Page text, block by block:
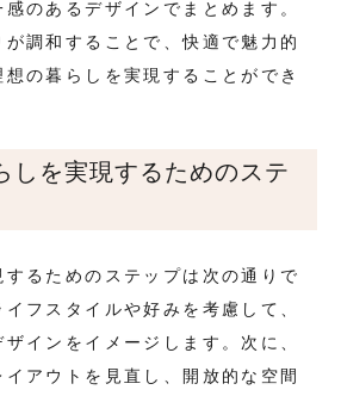
のあるデザインでまとめます。
調和することで、快適で魅力的
の暮らしを実現することができ
しを実現するためのステ
るためのステップは次の通りで
フスタイルや好みを考慮して、
インをイメージします。次に、
アウトを見直し、開放的な空間